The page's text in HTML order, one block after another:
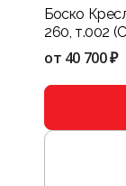
Боско
260, т.002
от 40 700 ₽